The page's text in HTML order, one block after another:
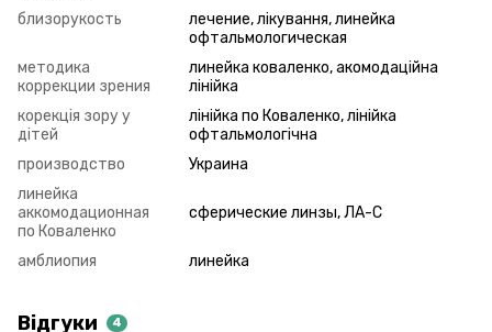
близорукость
лечение, лікування, линейка
офтальмологическая
методика
коррекции зрения
линейка коваленко, акомодаційна
лінійка
корекція зору у
дітей
лінійка по Коваленко, лінійка
офтальмологічна
производство
Украина
линейка
аккомодационная
по Коваленко
сферические линзы, ЛА-С
амблиопия линейка
Відгуки 4